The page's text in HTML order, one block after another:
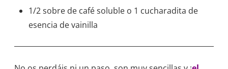
1/2 sobre de café soluble o 1 cucharadita de
esencia de vainilla